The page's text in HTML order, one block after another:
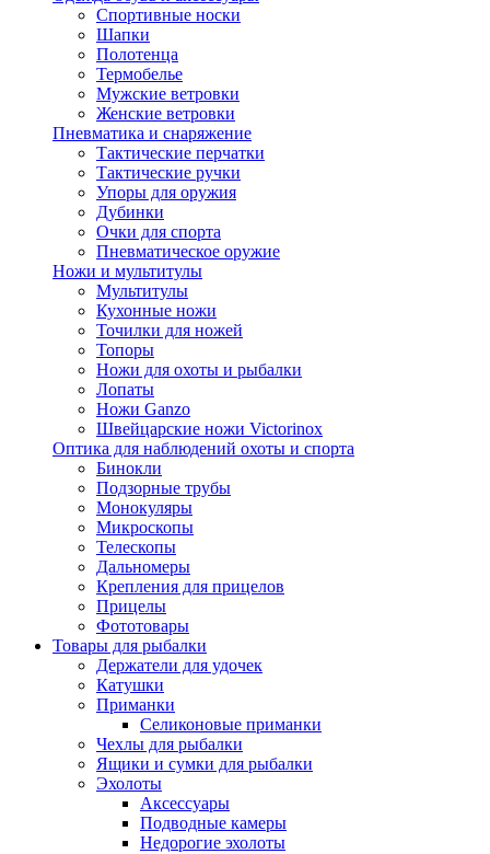
Спортивные носки
Шапки
Полотенца
Термобелье
Мужские ветровки
Женские ветровки
Пневматика и снаряжение
Тактические перчатки
Тактические ручки
Упоры для оружия
Дубинки
Очки для спорта
Пневматическое оружие
Ножи и мультитулы
Мультитулы
Кухонные ножи
Точилки для ножей
Топоры
Ножи для охоты и рыбалки
Лопаты
Ножи Ganzo
Швейцарские ножи Victorinox
Оптика для наблюдений охоты и спорта
Бинокли
Подзорные трубы
Монокуляры
Микроскопы
Телескопы
Дальномеры
Крепления для прицелов
Прицелы
Фототовары
Товары для рыбалки
Держатели для удочек
Катушки
Приманки
Селиконовые приманки
Чехлы для рыбалки
Ящики и сумки для рыбалки
Эхолоты
Аксессуары
Подводные камеры
Недорогие эхолоты